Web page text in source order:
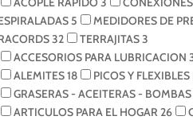
5 MEDIDORES DE
32 TERRAJITAS3
ACCESORIOS PARA LUBRICACION
ALEMITES18 PICOS Y
GRASERAS - ACEITERAS - BOMBAS
ARTICULOS PARA EL HOGAR 26